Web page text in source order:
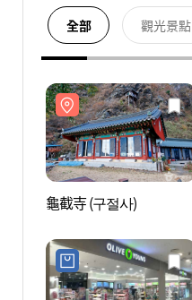
全部 觀光景點
龜截寺 (구절사)